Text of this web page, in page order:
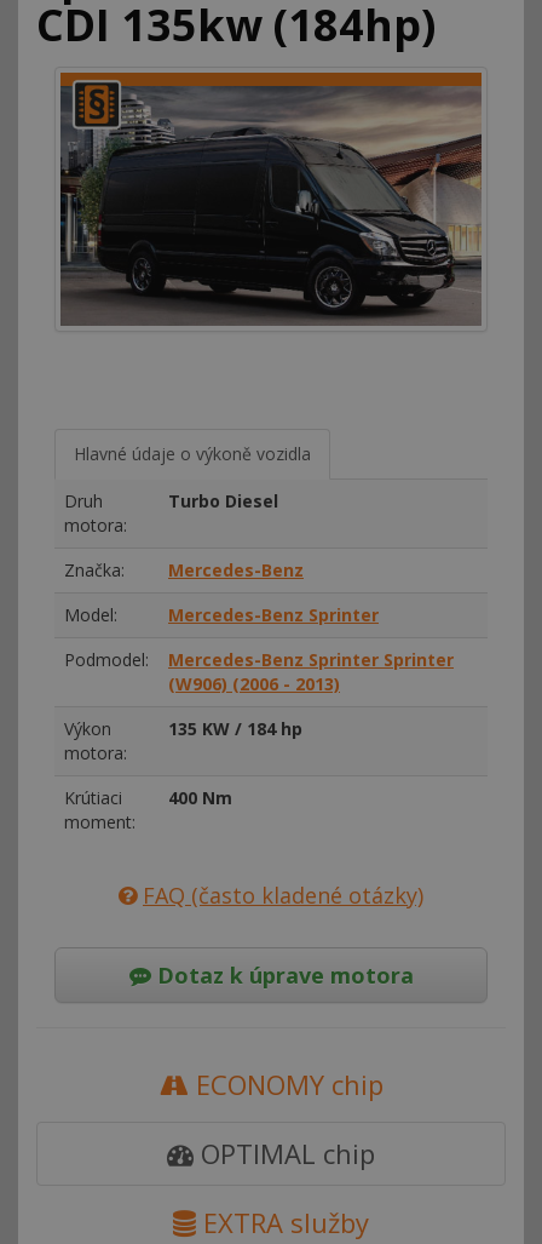
CDI 135kw (184hp)
Hlavné údaje o výkoně vozidla
Druh
motora:
Turbo Diesel
Značka:
Mercedes-Benz
Model:
Mercedes-Benz Sprinter
Podmodel:
Mercedes-Benz Sprinter Sprinter
(W906) (2006 - 2013)
Výkon
motora:
135 KW / 184 hp
Krútiaci
moment:
400 Nm
FAQ (často kladené otázky)
Dotaz k úprave motora
ECONOMY chip
OPTIMAL chip
EXTRA služby